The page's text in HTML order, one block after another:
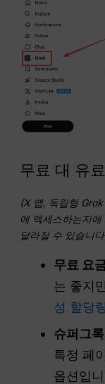
무료 대 유
(X 앱, 독립형
에 액세스하는지
달라질 수 있습니
무료 요
는 좋지
성 할당
슈퍼그
특정 페
옵션입